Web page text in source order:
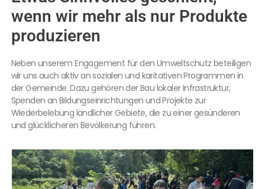
wenn wir mehr als nur Produkte
produzieren
Neben unserem Engagement für den Umweltschutz beteiligen
wir uns auch aktiv an sozialen und karitativen Programmen in
der Gemeinde. Dazu gehören der Bau lokaler Infrastruktur,
Spenden an Bildungseinrichtungen und Projekte zur
Wiederbelebung ländlicher Gebiete, die zu einer gesünderen
und glücklicheren Bevölkerung führen.